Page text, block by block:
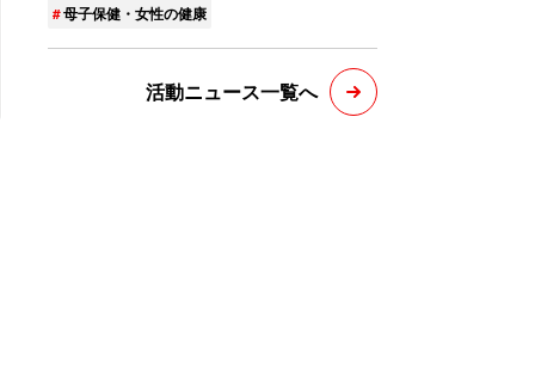
母子保健・女性の健康
活動ニュース一覧へ